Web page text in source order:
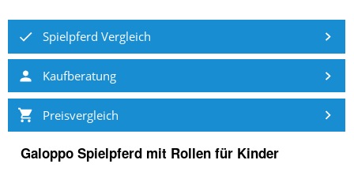
Spielpferd Vergleich
Kaufberatung
Preisvergleich
Galoppo Spielpferd mit Rollen für Kinder